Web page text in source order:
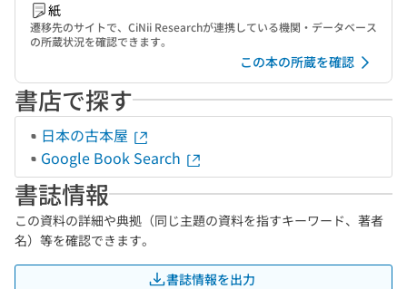
紙
遷移先のサイトで、CiNii Researchが連携している機関・データベース
の所蔵状況を確認できます。
この本の所蔵を確認
書店で探す
日本の古本屋
Google Book Search
書誌情報
この資料の詳細や典拠（同じ主題の資料を指すキーワード、著者
名）等を確認できます。
書誌情報を出力